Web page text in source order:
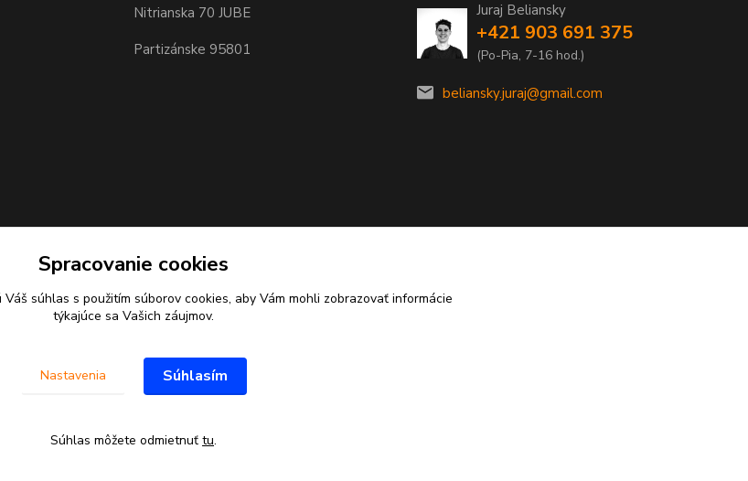
Nitrianska 70 JUBE
Partizánske 95801
Juraj Beliansky
+421 903 691 375
(Po-Pia, 7-16 hod.)
beliansky.juraj@gmail.com
Spracovanie cookies
Váš súhlas s použitím súborov cookies, aby Vám mohli zobrazovať informácie
týkajúce sa Vašich záujmov.
Nastavenia Súhlasím
Súhlas môžete odmietnuť tu.